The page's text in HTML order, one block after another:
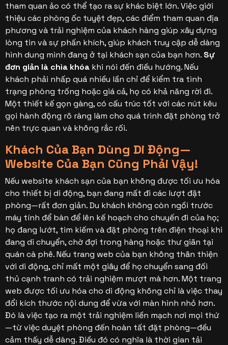
tham quan ảo có thể tạo ra sự khác biệt lớn. Việc giới
thiệu các phòng ốc tuyệt đẹp, các điểm tham quan địa
phương và trải nghiệm của khách hàng giúp xây dựng
lòng tin và sự phấn khích, giúp khách truy cập dễ dàng
hình dung mình đang ở tại khách sạn của bạn hơn. Sự
đơn giản là chìa khóa khi nói đến điều hướng. Nếu
khách phải nhấp quá nhiều lần chỉ để kiểm tra tình
trạng phòng trống hoặc giá cả, họ có khả năng rời đi.
Một thiết kế gọn gàng, có cấu trúc tốt với các nút kêu
gọi hành động rõ ràng làm cho quá trình đặt phòng trở
nên trực quan và không rắc rối.
Khách Của Bạn Dùng Di Động—
Website Của Bạn Cũng Phải Vậy!
Nếu website khách sạn của bạn không được tối ưu hóa
cho thiết bị di động, bạn đang mất đi các lượt đặt
phòng—rất đơn giản. Du khách không còn ngồi trước
máy tính để bàn để lên kế hoạch cho chuyến đi của họ;
họ đang lướt, tìm kiếm và đặt phòng trên điện thoại khi
đang di chuyển, chờ đợi trong hàng hoặc thư giãn tại
quán cà phê. Nếu trang web của bạn không thân thiện
với di động, chỉ mất một giây để họ chuyển sang đối
thủ cạnh tranh có trải nghiệm mượt mà hơn. Một trang
web được tối ưu hóa cho di động không chỉ là việc thay
đổi kích thước nội dung để vừa với màn hình nhỏ hơn.
Đó là việc tạo ra một trải nghiệm liền mạch nơi mọi thứ
—từ việc duyệt phòng đến hoàn tất đặt phòng—đều
cảm thấy dễ dàng. Điều đó có nghĩa là thời gian tải